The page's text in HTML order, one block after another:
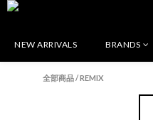
NEW ARRIVALS BRANDS
全部商品/REMIX